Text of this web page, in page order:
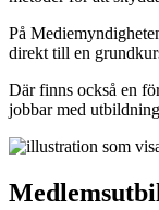
På
direkt till en
Där finns också en
jobbar med